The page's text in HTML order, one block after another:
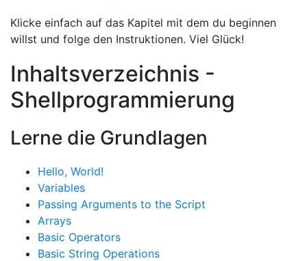
Klicke einfach auf das Kapitel mit dem du beginnen
willst und folge den Instruktionen. Viel Glück!
Inhaltsverzeichnis -
Shellprogrammierung
Lerne die Grundlagen
Hello, World!
Variables
Passing Arguments to the Script
Arrays
Basic Operators
Basic String Operations